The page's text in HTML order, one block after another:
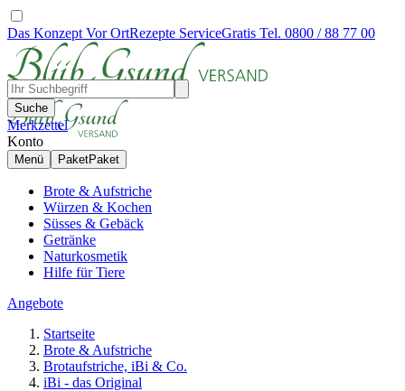
Das Konzept Vor OrtRezepte ServiceGratis Tel. 0800 / 88 77 00
Suche
Merkzettel
Konto
Menü PaketPaket
Brote & Aufstriche
Würzen & Kochen
Süsses & Gebäck
Getränke
Naturkosmetik
Hilfe für Tiere
Angebote
Startseite
Brote & Aufstriche
Brotaufstriche, iBi & Co.
iBi - das Original